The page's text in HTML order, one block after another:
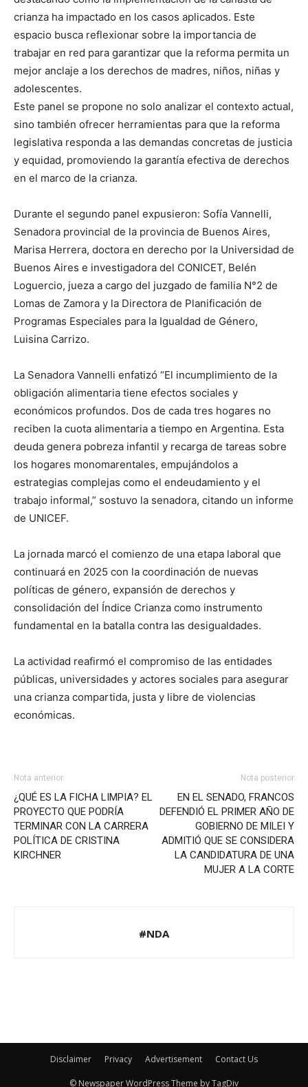
crianza ha impactado en los casos aplicados. Este
espacio busca reflexionar sobre la importancia de
trabajar en red para garantizar que la reforma permita un
mejor anclaje a los derechos de madres, niños, niñas y
adolescentes.
Este panel se propone no solo analizar el contexto actual,
sino también ofrecer herramientas para que la reforma
legislativa responda a las demandas concretas de justicia
y equidad, promoviendo la garantía efectiva de derechos
en el marco de la crianza.
Durante el segundo panel expusieron: Sofía Vannelli,
Senadora provincial de la provincia de Buenos Aires,
Marisa Herrera, doctora en derecho por la Universidad de
Buenos Aires e investigadora del CONICET, Belén
Loguercio, jueza a cargo del juzgado de familia N°2 de
Lomas de Zamora y la Directora de Planificación de
Programas Especiales para la Igualdad de Género,
Luisina Carrizo.
La Senadora Vannelli enfatizó “El incumplimiento de la
obligación alimentaria tiene efectos sociales y
económicos profundos. Dos de cada tres hogares no
reciben la cuota alimentaria a tiempo en Argentina. Esta
deuda genera pobreza infantil y recarga de tareas sobre
los hogares monomarentales, empujándolos a
estrategias complejas como el endeudamiento y el
trabajo informal,” sostuvo la senadora, citando un informe
de UNICEF.
La jornada marcó el comienzo de una etapa laboral que
continuará en 2025 con la coordinación de nuevas
políticas de género, expansión de derechos y
consolidación del Índice Crianza como instrumento
fundamental en la batalla contra las desigualdades.
La actividad reafirmó el compromiso de las entidades
públicas, universidades y actores sociales para asegurar
una crianza compartida, justa y libre de violencias
económicas.
Nota anterior
¿QUÉ ES LA FICHA LIMPIA? EL
PROYECTO QUE PODRÍA
TERMINAR CON LA CARRERA
POLÍTICA DE CRISTINA
KIRCHNER
Nota posterior
EN EL SENADO, FRANCOS
DEFENDIÓ EL PRIMER AÑO DE
GOBIERNO DE MILEI Y
ADMITIÓ QUE SE CONSIDERA
LA CANDIDATURA DE UNA
MUJER A LA CORTE
#NDA
Disclaimer Privacy Advertisement Contact Us
© Newspaper WordPress Theme by TagDiv